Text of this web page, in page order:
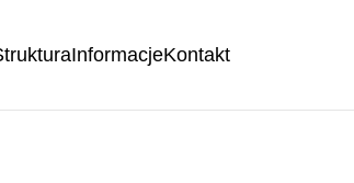
InformacjeKontakt